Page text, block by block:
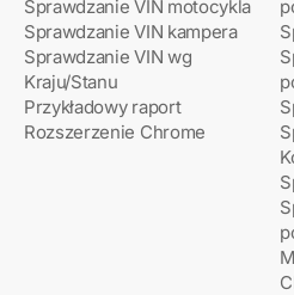
Sprawdzanie VIN motocykla
Sprawdzanie VIN kampera
Sprawdzanie VIN wg
Kraju/Stanu
Przykładowy raport
Rozszerzenie Chrome